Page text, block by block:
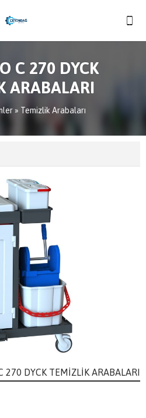
C 270 DYCK
ARABALARI
» Temizlik Arabaları
270 DYCK TEMİZLİK ARABALARI